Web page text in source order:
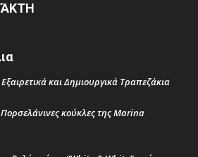
Εξαιρετικά και Δημιουργικά Τραπεζάκια
Πορσελάνινες κούκλες της Marina